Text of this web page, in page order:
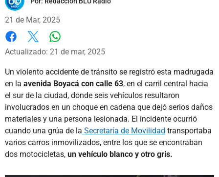
21 de Mar, 2025
Facebook
X
Actualizado: 21 de mar, 2025
Un violento accidente de tránsito se registró esta madrugada
en la avenida Boyacá con calle 63, en el carril central hacia
el sur de la ciudad, donde seis vehículos resultaron
involucrados en un choque en cadena que dejó serios daños
materiales y una persona lesionada. El incidente ocurrió
cuando una grúa de la Secretaría de Movilidad transportaba
varios carros inmovilizados, entre los que se encontraban
dos motocicletas, un vehículo blanco y otro gris.